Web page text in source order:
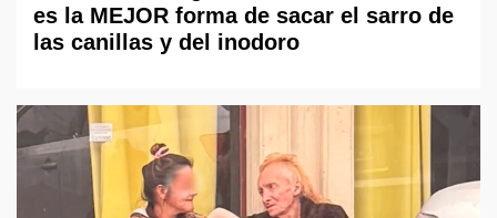
es la MEJOR forma de sacar el sarro de
las canillas y del inodoro